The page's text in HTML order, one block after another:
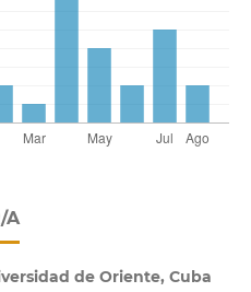
A
de Oriente, Cuba